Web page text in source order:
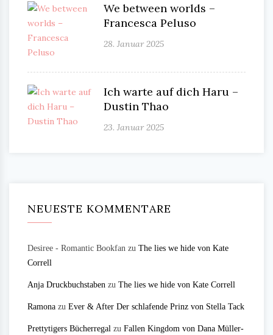
We between worlds –
Francesca Peluso
28. Januar 2025
Ich warte auf dich Haru –
Dustin Thao
23. Januar 2025
NEUESTE KOMMENTARE
Desiree - Romantic Bookfan zu The lies we hide von Kate
Correll
Anja Druckbuchstaben zu The lies we hide von Kate Correll
Ramona zu Ever & After Der schlafende Prinz von Stella Tack
Prettytigers Bücherregal zu Fallen Kingdom von Dana Müller-